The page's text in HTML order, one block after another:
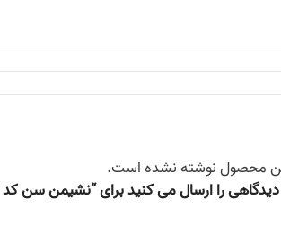
محصول نوشته نشده است.
دیدگاهی را ارسال می کنید برای “نشیمن سن کد